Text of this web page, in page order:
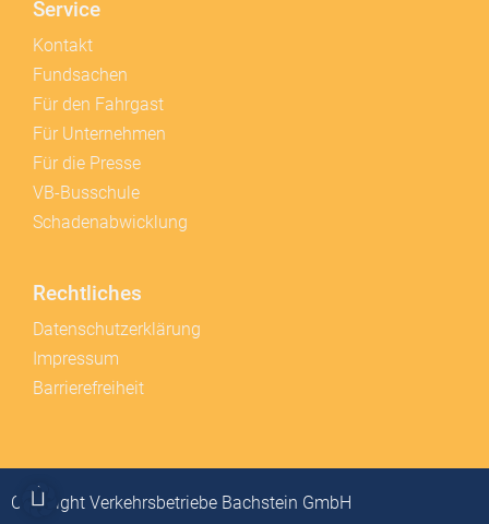
Service
Kontakt
Fundsachen
Für den Fahrgast
Für Unternehmen
Für die Presse
VB-Busschule
Schadenabwicklung
Rechtliches
Datenschutzerklärung
Impressum
Barrierefreiheit
Copyright Verkehrsbetriebe Bachstein GmbH